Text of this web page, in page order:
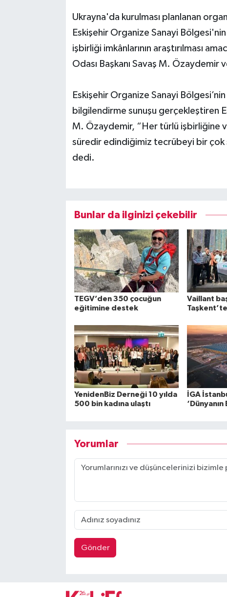
Ukrayna'da kurulması planlanan
Eskişehir Organize Sanayi
işbirliği imkânlarının araştırılması
Odası Başkanı Savaş M.
Eskişehir Organize Sanayi
bilgilendirme sunuşu gerçekleştiren
M. Özaydemir, “Her türlü işbirliğine
süredir edindiğimiz tecrübeyi bir çok
dedi.
Bunlar da ilginizi çekebilir
TEGV’den 350 çocuğun
eğitimine destek
Vaillant
YenidenBiz Derneği 10 yılda
500 bin kadına ulaştı
İGA
‘Dünyanın
Yorumlar
Gönder